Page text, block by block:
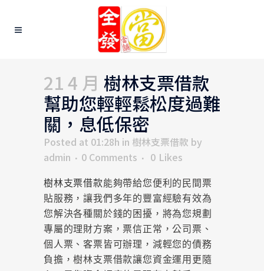
21 4 月 樹林支票借款
幫助您輕輕鬆松度過難
關，息低保密
Posted at 01:28h in 樹林支票借款 by
admin
0 Comments 0 Likes
樹林支票借款能夠帶給您便利的民間票
貼服務，讓我們多年的豐富經驗有效為
您解決各種關於錢的困擾，將為您規劃
專屬的理財方案，票信正常，公司票、
個人票、客票皆可辦理，減輕您的債務
負擔，樹林支票借款讓您資金運用更隨